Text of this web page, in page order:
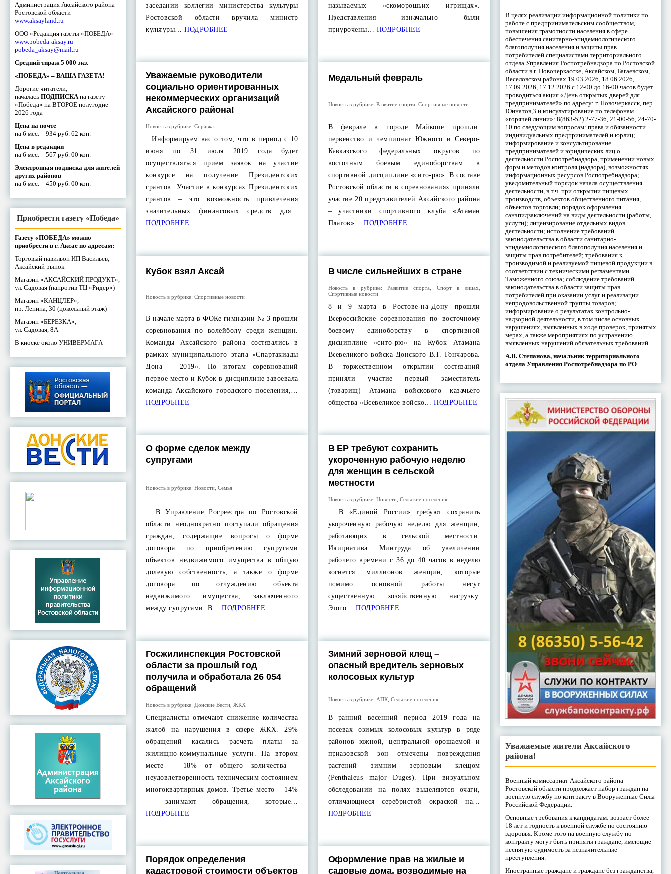
Администрация Аксайского района
Ростовской области
www.aksayland.ru
ООО «Редакция газеты «ПОБЕДА»
www.pobeda-aksay.ru
pobeda_aksay@mail.ru
Средний тираж 5 000 экз.
«ПОБЕДА» – ВАША ГАЗЕТА!
Дорогие читатели,
началась ПОДПИСКА на газету
«Победа» на ВТОРОЕ полугодие
2026 года
Цена на почте
на 6 мес. – 934 руб. 62 коп.
Цена в редакции
на 6 мес. – 567 руб. 00 коп.
Электронная подписка для жителей
других районов
на 6 мес. – 450 руб. 00 коп.
Приобрести газету «Победа»
Газету «ПОБЕДА» можно
приобрести в г. Аксае по адресам:
Торговый павильон ИП Васильев,
Аксайский рынок
Магазин «АКСАЙСКИЙ ПРОДУКТ»,
ул. Садовая (напротив ТЦ «Ридер»)
Магазин «КАНЦЛЕР»,
пр. Ленина, 30 (цокольный этаж)
Магазин «БЕРЕЗКА»,
ул. Садовая, 8А
В киоске около УНИВЕРМАГА
заседании коллегии министерства культуры
Ростовской области вручила министр
культуры… ПОДРОБНЕЕ
называемых «скоморошьих игрищах».
Представления изначально были
приурочены… ПОДРОБНЕЕ
Уважаемые руководители
социально ориентированных
некоммерческих организаций
Аксайского района!
Новость в рубрике:Справка
Информируем вас о том, что в период с 10
июня по 31 июля 2019 года будет
осуществляться прием заявок на участие
конкурсе на получение Президентских
грантов. Участие в конкурсах Президентских
грантов – это возможность привлечения
значительных финансовых средств для…
ПОДРОБНЕЕ
Медальный февраль
Новость в рубрике: Развитие спорта Спортивные новости
В феврале в городе Майкопе прошли
первенство и чемпионат Южного и Северо-
Кавказского федеральных округов по
восточным боевым единоборствам в
спортивной дисциплине «сито-рю». В составе
Ростовской области в соревнованиях приняли
участие 20 представителей Аксайского района
– участники спортивного клуба «Атаман
Платов»… ПОДРОБНЕЕ
Кубок взял Аксай
Новость в рубрике:Спортивные новости
В начале марта в ФОКе гимназии № 3 прошли
соревнования по волейболу среди женщин.
Команды Аксайского района состязались в
рамках муниципального этапа «Спартакиады
Дона – 2019». По итогам соревнований
первое место и Кубок в дисциплине завоевала
команда Аксайского городского поселения,…
ПОДРОБНЕЕ
В числе сильнейших в стране
Новость в рубрике:Развитие спорта Спорт в лицах
Спортивные новости
8 и 9 марта в Ростове-на-Дону прошли
Всероссийские соревнования по восточному
боевому единоборству в спортивной
дисциплине «сито-рю» на Кубок Атамана
Всевеликого войска Донского В.Г. Гончарова.
В торжественном открытии состязаний
приняли участие первый заместитель
(товарищ) Атамана войскового казачьего
общества «Всевеликое войско… ПОДРОБНЕЕ
О форме сделок между
супругами
Новость в рубрике:Новости ,Семья
В Управление Росреестра по Ростовской
области неоднократно поступали обращения
граждан, содержащие вопросы о форме
договора по приобретению супругами
объектов недвижимого имущества в общую
долевую собственность, а также о форме
договора по отчуждению объекта
недвижимого имущества, заключенного
между супругами. В… ПОДРОБНЕЕ
В ЕР требуют сохранить
укороченную рабочую неделю
для женщин в сельской
местности
Новость в рубрике: Новости, Сельские поселения
В «Единой России» требуют сохранить
укороченную рабочую неделю для женщин,
работающих в сельской местности.
Инициатива Минтруда об увеличении
рабочего времени с 36 до 40 часов в неделю
коснется миллионов женщин, которые
помимо основной работы несут
существенную хозяйственную нагрузку.
Этого… ПОДРОБНЕЕ
Госжилинспекция Ростовской
области за прошлый год
получила и обработала 26 054
обращений
Новость в рубрике: Донские Вести ,ЖКХ
Специалисты отмечают снижение количества
жалоб на нарушения в сфере ЖКХ. 29%
обращений касались расчета платы за
жилищно-коммунальные услуги. На втором
месте – 18% от общего количества –
неудовлетворенность техническим состоянием
многоквартирных домов. Третье место – 14%
– занимают обращения, которые…
ПОДРОБНЕЕ
Зимний зерновой клещ –
опасный вредитель зерновых
колосовых культур
Новость в рубрике: АПК, Сельские поселения
В ранний весенний период 2019 года на
посевах озимых колосовых культур в ряде
районов южной, центральной орошаемой и
приазовской зон отмечены повреждения
растений зимним зерновым клещом
(Penthaleus major Duges). При визуальном
обследовании на полях выделяются очаги,
отличающиеся серебристой окраской на…
ПОДРОБНЕЕ
Порядок определения
кадастровой стоимости объектов
Оформление прав на жилые и
садовые дома, возводимые на
В целях реализации информационной политики по
работе с предпринимательским сообществом,
повышения грамотности населения в сфере
обеспечения санитарно-эпидемиологического
благополучия населения и защиты прав
потребителей специалистами территориального
отдела Управления Роспотребнадзора по Ростовской
области в г. Новочеркасске, Аксайском, Багаевском,
Веселовском районах 19.03.2026, 18.06.2026,
17.09.2026, 17.12.2026 с 12-00 до 16-00 часов будет
проводиться акция «День открытых дверей для
предпринимателей» по адресу: г. Новочеркасск, пер.
Юннатов,3 и консультирование по телефонам
«горячей линии»: 8(863-52) 2-77-36, 21-00-56, 24-70-
10 по следующим вопросам: права и обязанности
индивидуальных предпринимателей и юрлиц;
информирование и консультирование
предпринимателей и юридических лиц о
деятельности Роспотребнадзора, применении новых
форм и методов контроля (надзора), возможностях
информационных ресурсов Роспотребнадзора;
уведомительный порядок начала осуществления
деятельности, в т.ч. при открытии пищевых
производств, объектов общественного питания,
объектов торговли; порядок оформления
санэпидзаключений на виды деятельности (работы,
услуги); лицензирование отдельных видов
деятельности; исполнение требований
законодательства в области санитарно-
эпидемиологического благополучия населения и
защиты прав потребителей; требования к
производимой и реализуемой пищевой продукции в
соответствии с техническими регламентами
Таможенного союза; соблюдение требований
законодательства в области защиты прав
потребителей при оказании услуг и реализации
непродовольственной группы товаров;
информирование о результатах контрольно-
надзорной деятельности, в том числе основных
нарушениях, выявленных в ходе проверок, принятых
мерах, а также мероприятиях по устранению
выявленных нарушений обязательных требований.
А.В. Степанова, начальник территориального
отдела Управления Роспотребнадзора по РО
Уважаемые жители Аксайского
района!
Военный комиссариат Аксайского района
Ростовской области продолжает набор граждан на
военную службу по контракту в Вооруженные Силы
Российской Федерации.
Основные требования к кандидатам: возраст более
18 лет и годность к военной службе по состоянию
здоровья. Кроме того на военную службу по
контракту могут быть приняты граждане, имеющие
неснятую судимость за незначительные
преступления.
Иностранные граждане и граждане без гражданства,